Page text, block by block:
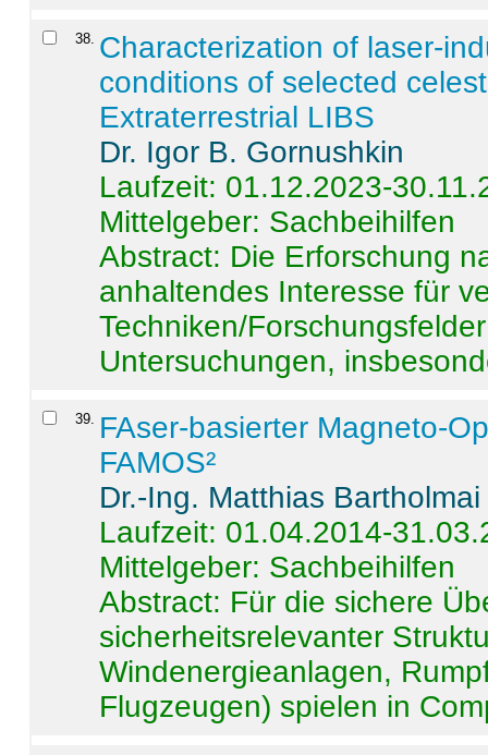
38. Characterization of laser-
conditions of selected
Extraterrestrial LIBS
Dr. Igor B. Gornushkin
Laufzeit: 01.12.2023-
Mittelgeber: Sachbeihilfen
Abstract: Die Erforschung
anhaltendes Interesse für
Techniken/
Untersuchungen,
39. FAser-basierter Magneto-
FAMOS²
Dr.-Ing. Matthias Bartholmai
Laufzeit: 01.04.2014-
Mittelgeber: Sachbeihilfen
Abstract: Für die sichere
sicherheitsrelevanter
Windenergieanlagen,
Flugzeugen) spielen in